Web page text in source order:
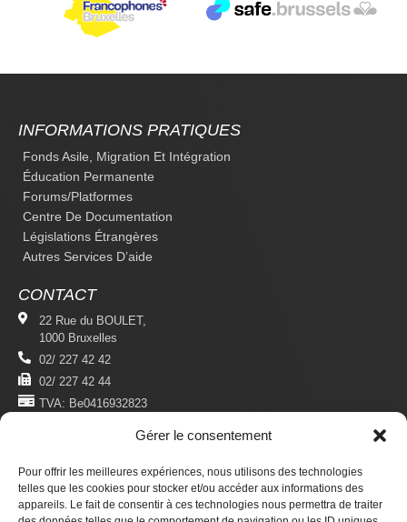
Gérer le consentement
Pour offrir les meilleures expériences, nous utilisons des technologies
telles que les cookies pour stocker et/ou accéder aux informations des
appareils. Le fait de consentir à ces technologies nous permettra de traiter
INFORMATIONS PRATIQUES
Fonds Asile, Migration Et Intégration
Éducation Permanente
Forums/platformes
Centre De Documentation
Législations Étrangères
Autres Services D’aide
CONTACT
22 Rue du BOULET,
1000 Bruxelles
02/ 227 42 42
02/ 227 42 44
TVA: Be0416932823
MENTIONS LÉGALES
Politique De Confidentialité
Conditions D'utilisation